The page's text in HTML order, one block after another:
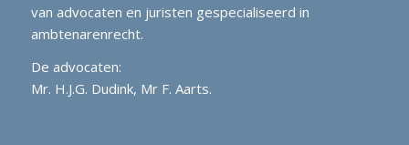
van advocaten en juristen gespecialiseerd in
ambtenarenrecht.
De advocaten:
Mr. H.J.G. Dudink, Mr F. Aarts.